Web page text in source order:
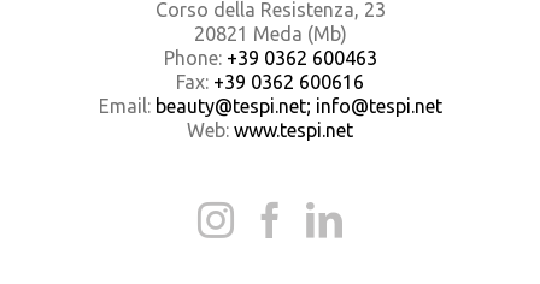
Corso della Resistenza, 23
20821 Meda (Mb)
Phone: +39 0362 600463
Fax: +39 0362 600616
Email: beauty@tespi.net; info@tespi.net
Web: www.tespi.net